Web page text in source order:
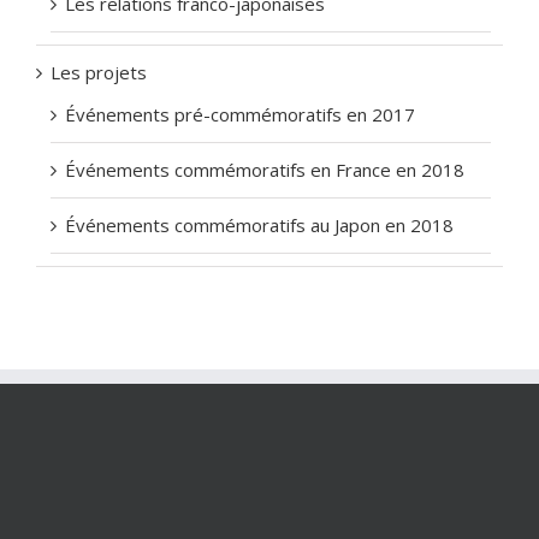
Les projets
Événements pré-commémoratifs en 2017
Événements commémoratifs en France en 2018
Événements commémoratifs au Japon en 2018